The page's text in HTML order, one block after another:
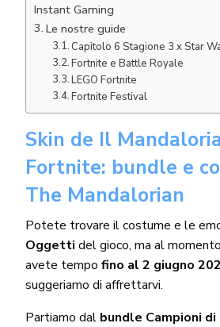
Instant Gaming
Le nostre guide
Capitolo 6 Stagione 3 x Star
Fortnite e Battle Royale
LEGO Fortnite
Fortnite Festival
Skin de Il
Fortnite: bundle e
The Mandalorian
Potete trovare il costume e le
Oggetti del gioco, ma al
avete tempo fino al 2 giugno
suggeriamo di affrettarvi.
Partiamo dal bundle Campioni